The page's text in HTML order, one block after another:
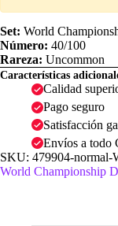
Set: World
Número: 40/100
Rareza: Uncommon
Características
Calidad
Pago seguro
Satisfacción
Envíos a todo
SKU: 479904-normal-
World Championship